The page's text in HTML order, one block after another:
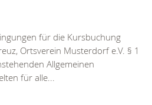
für die Kursbuchung
Ortsverein Musterdorf e.V. § 1
Allgemeinen
für alle...